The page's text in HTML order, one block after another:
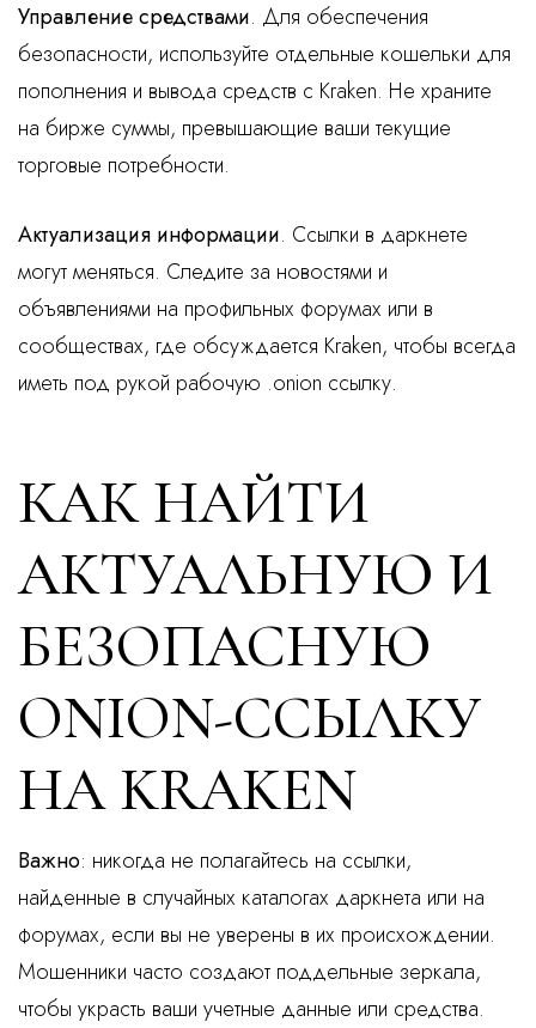
Управление средствами. Для обеспечения
безопасности, используйте отдельные кошельки для
пополнения и вывода средств с Kraken. Не храните
на бирже суммы, превышающие ваши текущие
торговые потребности.
Актуализация информации. Ссылки в даркнете
могут меняться. Следите за новостями и
объявлениями на профильных форумах или в
сообществах, где обсуждается Kraken, чтобы всегда
иметь под рукой рабочую .onion ссылку.
КАК НАЙТИ
АКТУАЛЬНУЮ И
БЕЗОПАСНУЮ
ONION-ССЫЛКУ
НА KRAKEN
Важно: никогда не полагайтесь на ссылки,
найденные в случайных каталогах даркнета или на
форумах, если вы не уверены в их происхождении.
Мошенники часто создают поддельные зеркала,
чтобы украсть ваши учетные данные или средства.